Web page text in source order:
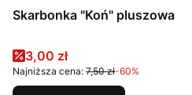
Skarbonka "Koń" pluszowa
Cena promocyjna
3,00 zł
Najniższa cena: 7,50 zł-60%